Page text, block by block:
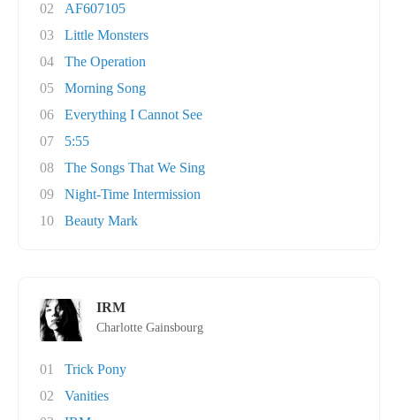
02
AF607105
03
Little Monsters
04
The Operation
05
Morning Song
06
Everything I Cannot See
07
5:55
08
The Songs That We Sing
09
Night-Time Intermission
10
Beauty Mark
IRM
Charlotte Gainsbourg
01
Trick Pony
02
Vanities